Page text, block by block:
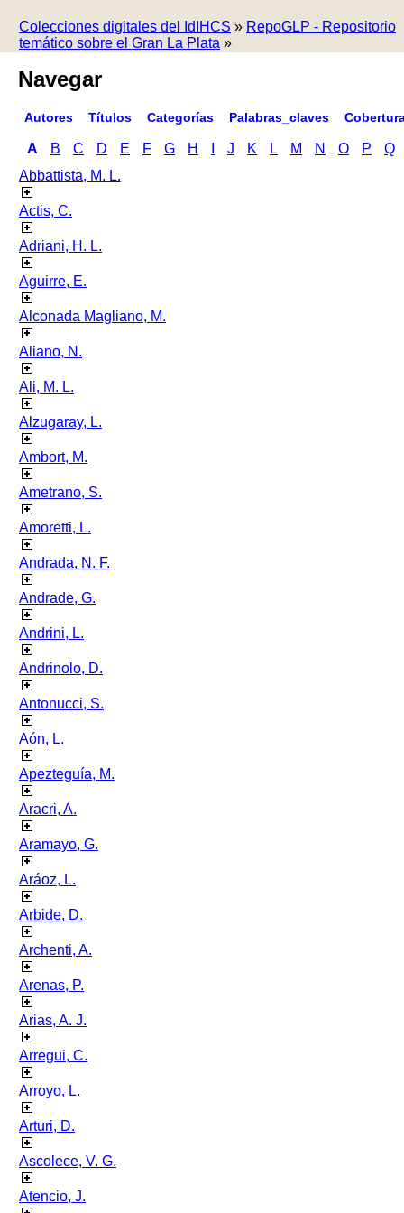
Colecciones digitales del IdIHCS » RepoGLP - Repositorio
temático sobre el Gran La Plata »
Navegar
Autores Títulos Categorías Palabras_claves
A B C D E F G H J K L M N O P
Q
Abbattista, M. L.
Actis, C.
Adriani, H. L.
Aguirre, E.
Alconada Magliano, M.
Aliano, N.
Ali, M. L.
Alzugaray, L.
Ambort, M.
Ametrano, S.
Amoretti, L.
Andrada, N. F.
Andrade, G.
Andrini, L.
Andrinolo, D.
Antonucci, S.
Aón, L.
Apezteguía, M.
Aracri, A.
Aramayo, G.
Aráoz, L.
Arbide, D.
Archenti, A.
Arenas, P.
Arias, A. J.
Arregui, C.
Arroyo, L.
Arturi, D.
Ascolece, V. G.
Atencio, J.